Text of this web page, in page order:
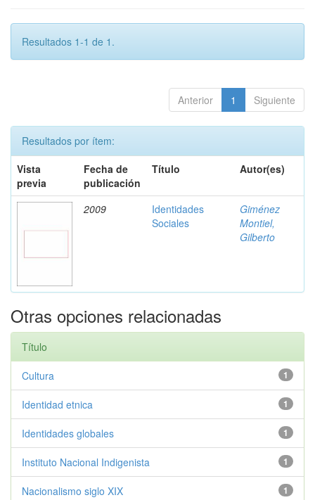
Resultados 1-1 de 1.
Anterior 1 Siguiente
Resultados por ítem:
Vista
previa
Fecha de
publicación
Título Autor(es)
2009
Identidades
Sociales
Giménez
Montiel,
Gilberto
Otras opciones relacionadas
Título
1
Cultura
1
Identidad etnica
1
Identidades globales
1
Instituto Nacional Indigenista
1
Nacionalismo siglo XIX